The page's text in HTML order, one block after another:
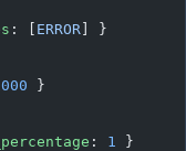
: [ ERROR ] }
}
: 1 }